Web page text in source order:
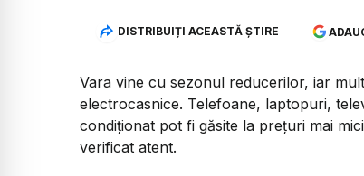
DISTRIBUIȚI ACEASTĂ ȘTIRE
Vara vine cu sezonul reducerilor, iar
electrocasnice. Telefoane, laptopuri,
condiționat pot fi găsite la prețuri mai
verificat atent.